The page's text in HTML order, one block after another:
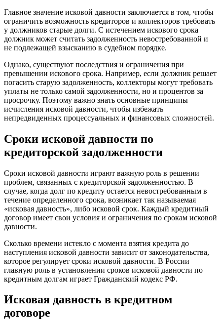
Главное значение исковой давности заключается в том, чтобы
ограничить возможность кредиторов и коллекторов требовать
у должников старые долги. С истечением искового срока
должник может считать задолженность невостребованной и
не подлежащей взысканию в судебном порядке.
Однако, существуют последствия и ограничения при
превышении искового срока. Например, если должник решает
погасить старую задолженность, коллекторы могут требовать
уплаты не только самой задолженности, но и процентов за
просрочку. Поэтому важно знать основные принципы
исчисления исковой давности, чтобы избежать
непредвиденных процессуальных и финансовых сложностей.
Сроки исковой давности по
кредиторской задолженности
Сроки исковой давности играют важную роль в решении
проблем, связанных с кредиторской задолженностью. В
случае, когда долг по кредиту остается невостребованным в
течение определенного срока, возникает так называемая
«исковая давность», либо исковой срок. Каждый кредитный
договор имеет свои условия и ограничения по срокам исковой
давности.
Сколько времени истекло с момента взятия кредита до
наступления исковой давности зависит от законодательства,
которое регулирует сроки исковой давности. В России
главную роль в установлении сроков исковой давности по
кредитным долгам играет Гражданский кодекс РФ.
Исковая давность в кредитном
договоре